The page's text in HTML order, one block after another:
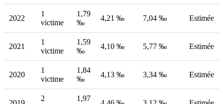
2022
1
victime
1,79
‰
4,21 ‰ 7,04 ‰ Estimée
2021
1
victime
1,59
‰
4,10 ‰ 5,77 ‰ Estimée
2020
1
victime
1,84
‰
4,13 ‰ 3,34 ‰ Estimée
2
1,97